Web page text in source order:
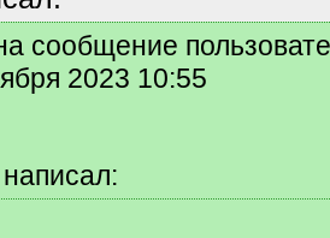
сообщение
2023 10:55